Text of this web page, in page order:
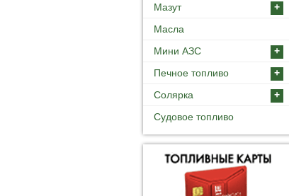
Мазут
+
Масла
Мини АЗС
+
Печное топливо
+
Солярка
+
Судовое топливо